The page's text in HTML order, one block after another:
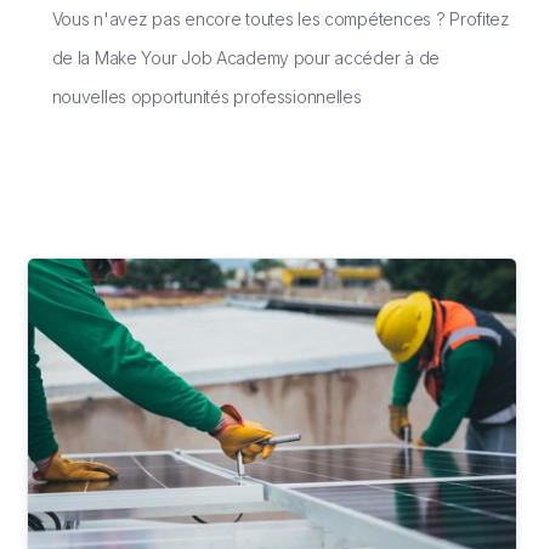
Vous n'avez pas encore toutes les compétences ? Profitez
de la Make Your Job Academy pour accéder à de
nouvelles opportunités professionnelles